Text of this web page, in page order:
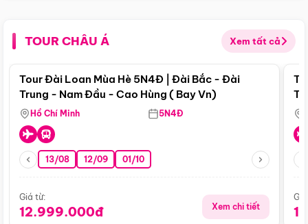
TOUR CHÂU Á Xem tất cả
Điểm nổi bật
Tour Đài Loan Mùa Hè 5N4Đ | Đài Bắc - Đài
Trung - Nam Đầu - Cao Hùng ( Bay Vn)
Hồ Chí Minh 5N4Đ
13/08 12/09 01/10
Giá từ:
12.999.000đ Xem chi tiết